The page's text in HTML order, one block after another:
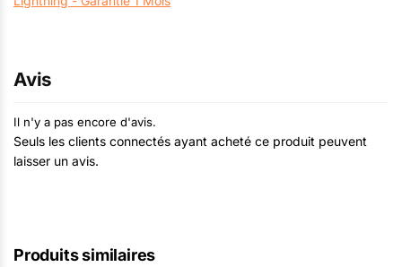
Avis
Il n'y a pas encore d'avis.
Seuls les clients connectés ayant acheté ce produit peuvent
laisser un avis.
Produits similaires